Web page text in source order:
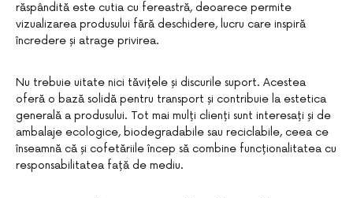
răspândită este cutia cu fereastră, deoarece permite
vizualizarea produsului fără deschidere, lucru care inspiră
încredere și atrage privirea.
Nu trebuie uitate nici tăvițele și discurile suport. Acestea
oferă o bază solidă pentru transport și contribuie la estetica
generală a produsului. Tot mai mulți clienți sunt interesați și de
ambalaje ecologice, biodegradabile sau reciclabile, ceea ce
înseamnă că și cofetăriile încep să combine funcționalitatea cu
responsabilitatea față de mediu.